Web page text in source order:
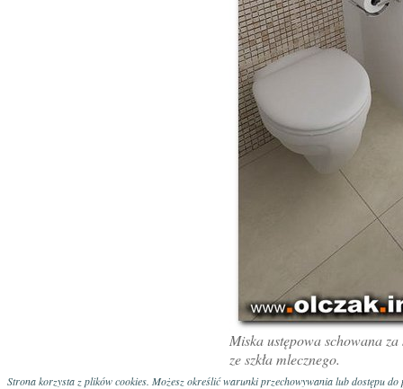
Miska ustępowa schowana
ze szkła mlecznego.
Strona korzysta z plików cookies. Możesz określić warunki przechowywania lub dostępu